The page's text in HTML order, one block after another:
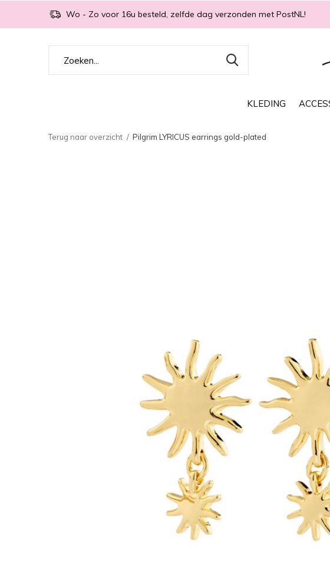
KLEDING
Wo - Zo voor 16u besteld, zelfde dag verzonden met PostNL!
Terug naar overzicht Pilgrim LYRICUS earrings gold-plated